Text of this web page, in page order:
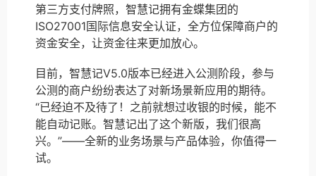
第三方支付牌照，智慧记拥有金蝶集团的
ISO27001国际信息安全认证，全方位保障商户的
资金安全，让资金往来更加放心。
目前，智慧记V5.0版本已经进入公测阶段，参与
公测的商户纷纷表达了对新场景新应用的期待。
“已经迫不及待了！之前就想过收银的时候，能不
能自动记账。智慧记出了这个新版，我们很高
兴。”——全新的业务场景与产品体验，你值得一
试。